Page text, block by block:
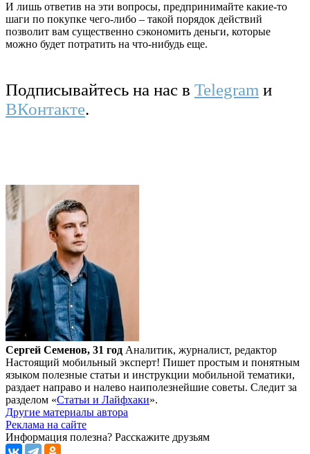
И лишь ответив на эти вопросы, предпринимайте какие-то
шаги по покупке чего-либо – такой порядок действий
позволит вам существенно сэкономить деньги, которые
можно будет потратить на что-нибудь еще.
Подписывайтесь на нас в Telegram и
ВКонтакте.
Сергей Семенов, 31 год Аналитик, журналист, редактор
Настоящий мобильный эксперт! Пишет простым и понятным
языком полезные статьи и инструкции мобильной тематики,
раздает направо и налево наиполезнейшие советы. Следит за
разделом «Статьи и Лайфхаки».
Другие материалы автора
Реклама на сайте
Информация полезна? Расскажите друзьям